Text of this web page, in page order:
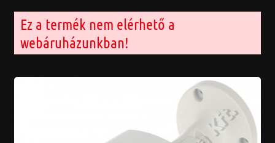
Ez a termék nem elérhető a
webáruházunkban!